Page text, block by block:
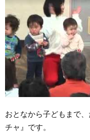
おとなから子どもまで
チャ』です。